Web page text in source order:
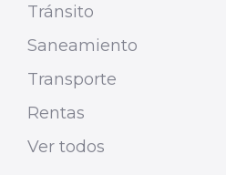
Tránsito
Saneamiento
Transporte
Rentas
Ver todos